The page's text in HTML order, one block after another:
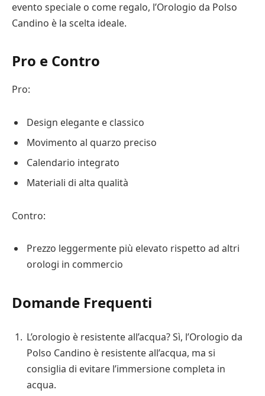
evento speciale o come regalo, l’Orologio da Polso
Candino è la scelta ideale.
Pro e Contro
Pro:
Design elegante e classico
Movimento al quarzo preciso
Calendario integrato
Materiali di alta qualità
Contro:
Prezzo leggermente più elevato rispetto ad altri
orologi in commercio
Domande Frequenti
L’orologio è resistente all’acqua? Sì, l’Orologio da
Polso Candino è resistente all’acqua, ma si
consiglia di evitare l’immersione completa in
acqua.